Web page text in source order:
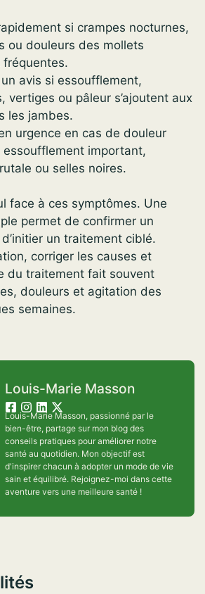
si crampes nocturnes,
ou douleurs des mollets
avis si essoufflement,
vertiges ou pâleur s’ajoutent aux
les jambes.
urgence en cas de douleur
essoufflement important,
ou selles noires.
face à ces symptômes. Une
permet de confirmer un
un traitement ciblé.
corriger les causes et
du traitement fait souvent
douleurs et agitation des
semaines.
Louis-Marie Masson
Louis-Marie Masson, passionné par le
bien-être, partage sur mon blog des
conseils pratiques pour améliorer notre
santé au quotidien. Mon objectif est
d'inspirer chacun à adopter un mode de vie
sain et équilibré. Rejoignez-moi dans cette
aventure vers une meilleure santé !